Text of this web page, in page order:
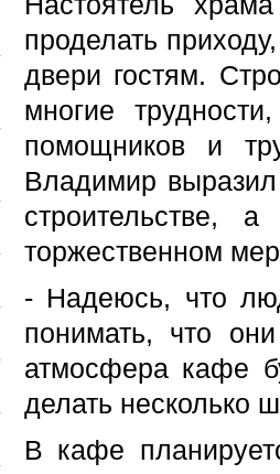
проделать
двери гостям.
многие
помощников и
Владимир
строительстве,
торжественном
- Надеюсь, что
понимать, что
атмосфера кафе
делать несколько
В кафе